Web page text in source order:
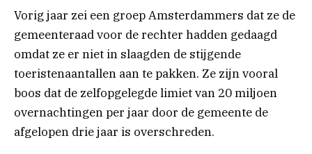
Vorig jaar zei een groep Amsterdammers dat ze de
gemeenteraad voor de rechter hadden gedaagd
omdat ze er niet in slaagden de stijgende
toeristenaantallen aan te pakken. Ze zijn vooral
boos dat de zelfopgelegde limiet van 20 miljoen
overnachtingen per jaar door de gemeente de
afgelopen drie jaar is overschreden.